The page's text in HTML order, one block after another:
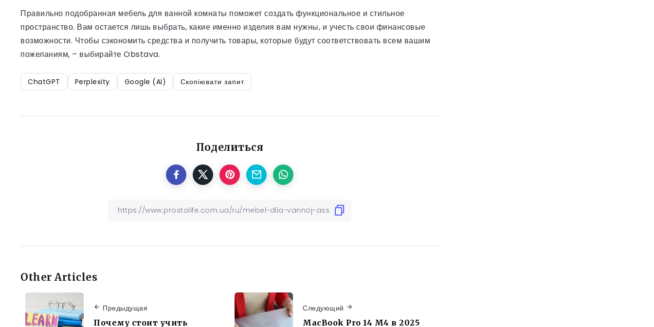
Правильно подобранная мебель для ванной комнаты поможет создать функциональное и стильное
пространство. Вам остается лишь выбрать, какие именно изделия вам нужны, и учесть свои финансовые
возможности. Чтобы сэкономить средства и получить товары, которые будут соответствовать всем вашим
пожеланиям, – выбирайте Obstava.
ChatGPT Perplexity Google (AI) Скопіювати запит
Поделиться
Other Articles
Предыдущая
Почему стоит учить
Следующий
MacBook Pro 14 M4 в 2025